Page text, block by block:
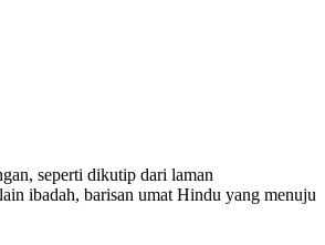
seperti dikutip dari laman
ibadah, barisan umat Hindu yang menuju